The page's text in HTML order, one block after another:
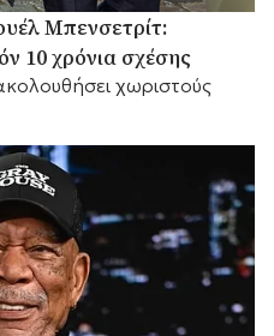
Μπενσετρίτ:
10 χρόνια σχέσης
χωριστούς